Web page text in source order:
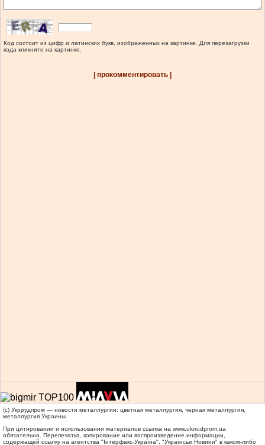
Код состоит из цифр и латинских букв, изображенных на картинке. Для перезагрузки
кода кликните на картинке.
| прокомментировать |
(c) Укррудпром — новости металлургии: цветная металлургия, черная металлургия,
металлургия Украины
При цитировании и использовании материалов ссылка на www.ukrrudprom.ua
обязательна. Перепечатка, копирование или воспроизведение информации,
содержащей ссылку на агентства "Iнтерфакс-Україна", "Українськi Новини" в каком-либо